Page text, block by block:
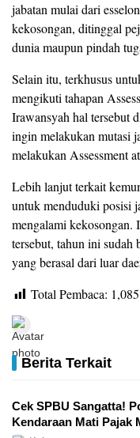
jabatan mulai dari
kekosongan, ditinggal
dunia maupun pindah
Selain itu, terkhusus
mengikuti tahapan
Irawansyah hal tersebut
ingin melakukan mutasi
melakukan Assessment
Lebih lanjut terkait
untuk menduduki posisi
mengalami kekosongan.
tersebut, tahun ini
yang berasal dari luar
Total Pembaca: 1,085
Berita Terkait
Cek SPBU Sangatta!
Kendaraan Mati Pajak